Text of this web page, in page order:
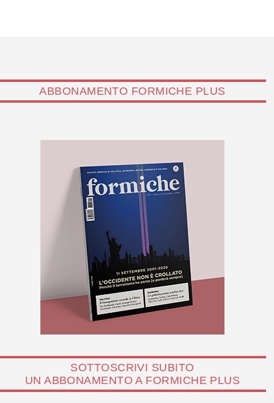
ABBONAMENTO FORMICHE PLUS
SOTTOSCRIVI SUBITO
UN ABBONAMENTO A FORMICHE PLUS